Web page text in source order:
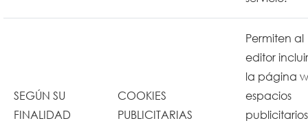
SEGÚN SU
FINALIDAD
COOKIES
PUBLICITARIAS
Permiten al
editor
la página
espacios